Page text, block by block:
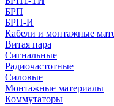
БРП
БРП-И
Кабели и монтажные
Витая пара
Сигнальные
Радиочастотные
Силовые
Монтажные материалы
Коммутаторы